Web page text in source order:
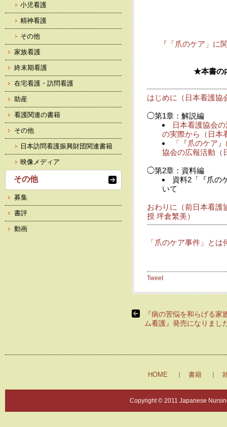
『「爪のケア」に
★本書の
はじめに（日本看護
◯第1章：解説編
日本看護協会
の実際から（日本
「『爪のケア
協会の広報活動（
◯第2章：資料編
資料2「『爪の
いて
おわりに（前日本看護
授 坪倉繁美）
「爪のケア事件」と
Tweet
『病の苦悩を和らげる家
ム看護』発売になりまし
小児看護
精神看護
その他
家族看護
終末期看護
在宅看護・訪問看護
助産
看護関連の書籍
その他
日本訪問看護振興財団関連書籍
映像メディア
その他
募集
書評
動画
HOME 書籍
Copyright © 2011 Japanese